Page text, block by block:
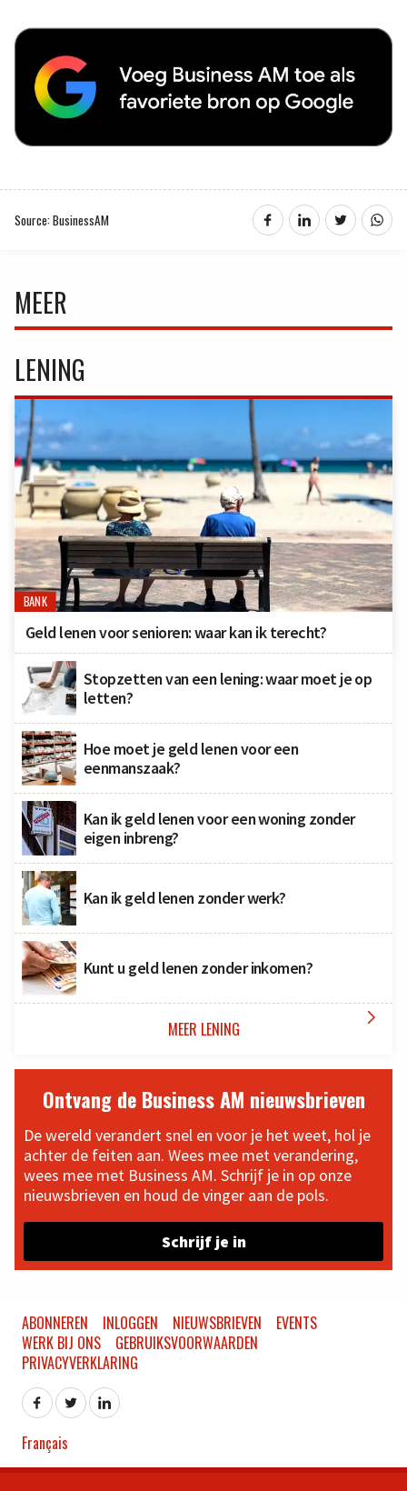
Source: BusinessAM
MEER
LENING
BANK
Geld lenen voor senioren: waar kan ik terecht?
Stopzetten van een lening: waar moet je op
letten?
Hoe moet je geld lenen voor een
eenmanszaak?
Kan ik geld lenen voor een woning zonder
eigen inbreng?
Kan ik geld lenen zonder werk?
Kunt u geld lenen zonder inkomen?
MEER LENING 
Ontvang de Business AM nieuwsbrieven
De wereld verandert snel en voor je het weet, hol je
achter de feiten aan. Wees mee met verandering,
wees mee met Business AM. Schrijf je in op onze
nieuwsbrieven en houd de vinger aan de pols.
Schrijf je in
ABONNEREN INLOGGEN NIEUWSBRIEVEN
EVENTS
WERK BIJ ONS
GEBRUIKSVOORWAARDEN
PRIVACYVERKLARING
Français